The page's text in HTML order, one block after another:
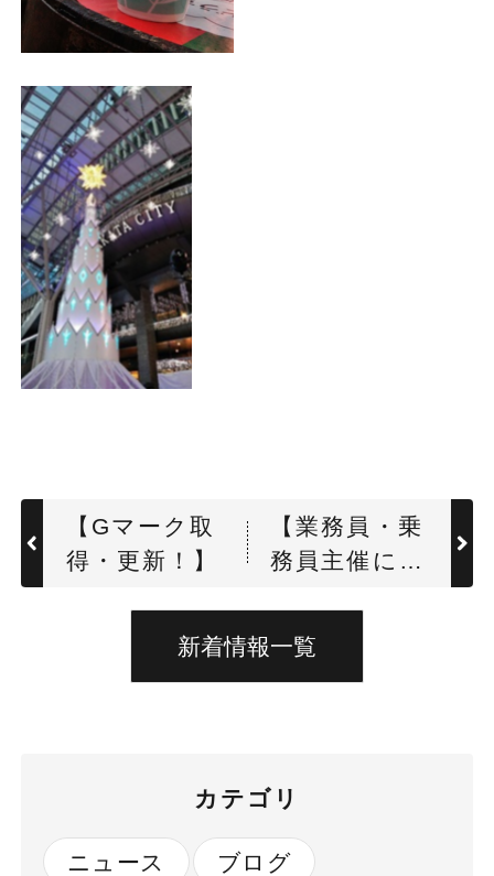
【Gマーク取
得・更新！】
【業務員・乗
務員主催によ
新着情報一覧
カテゴリ
ニュース ブログ